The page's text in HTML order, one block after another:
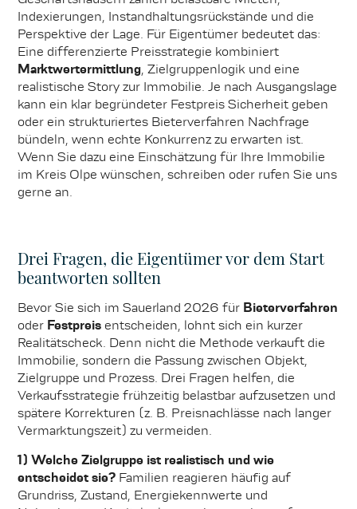
Indexierungen, Instandhaltungsrückstände und die
Perspektive der Lage. Für Eigentümer bedeutet das:
Eine differenzierte Preisstrategie kombiniert
Marktwertermittlung, Zielgruppenlogik und eine
realistische Story zur Immobilie. Je nach Ausgangslage
kann ein klar begründeter Festpreis Sicherheit geben
oder ein strukturiertes Bieterverfahren Nachfrage
bündeln, wenn echte Konkurrenz zu erwarten ist.
Wenn Sie dazu eine Einschätzung für Ihre Immobilie
im Kreis Olpe wünschen, schreiben oder rufen Sie uns
gerne an.
Drei Fragen, die Eigentümer vor dem Start
beantworten sollten
Bevor Sie sich im Sauerland 2026 für Bieterverfahren
oder Festpreis entscheiden, lohnt sich ein kurzer
Realitätscheck. Denn nicht die Methode verkauft die
Immobilie, sondern die Passung zwischen Objekt,
Zielgruppe und Prozess. Drei Fragen helfen, die
Verkaufsstrategie frühzeitig belastbar aufzusetzen und
spätere Korrekturen (z. B. Preisnachlässe nach langer
Vermarktungszeit) zu vermeiden.
1) Welche Zielgruppe ist realistisch und wie
entscheidet sie? Familien reagieren häufig auf
Grundriss, Zustand, Energiekennwerte und